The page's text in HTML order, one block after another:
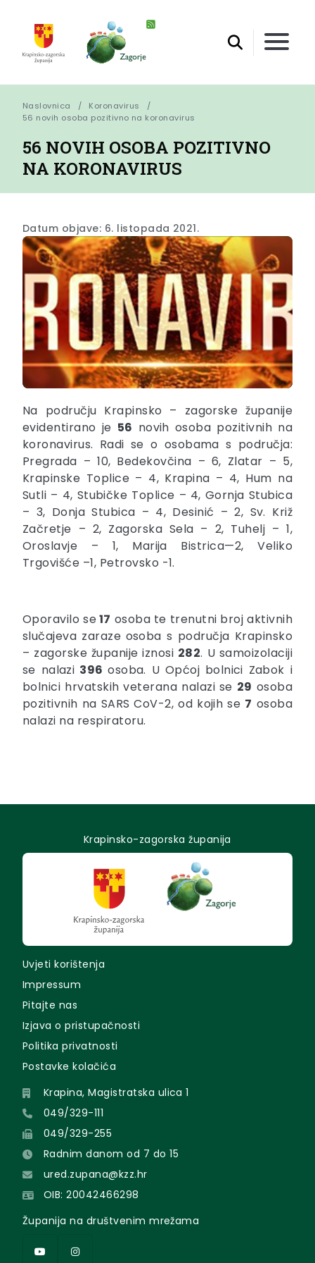
Naslovnica
Koronavirus
56 novih osoba pozitivno na koronavirus
56 NOVIH OSOBA POZITIVNO
NA KORONAVIRUS
Datum objave: 6. listopada 2021.
Na području Krapinsko – zagorske županije
evidentirano je 56 novih osoba pozitivnih na
koronavirus. Radi se o osobama s područja:
Pregrada – 10, Bedekovčina – 6, Zlatar – 5,
Krapinske Toplice – 4, Krapina – 4, Hum na
Sutli – 4, Stubičke Toplice – 4, Gornja Stubica
– 3, Donja Stubica – 4, Desinić – 2, Sv. Križ
Začretje – 2, Zagorska Sela – 2, Tuhelj – 1,
Oroslavje – 1, Marija Bistrica—2, Veliko
Trgovišće –1, Petrovsko -1.
Oporavilo se17 osoba te trenutni broj aktivnih
slučajeva zaraze osoba s područja Krapinsko
– zagorske županije iznosi 282. U samoizolaciji
se nalazi 396osoba. U Općoj bolnici Zabok i
bolnici hrvatskih veterana nalazi se 29 osoba
pozitivnih na SARS CoV-2, od kojih se 7 osoba
nalazi na respiratoru.
Krapinsko-zagorska županija
Uvjeti korištenja
Impressum
Pitajte nas
Izjava o pristupačnosti
Politika privatnosti
Postavke kolačića
Krapina, Magistratska ulica 1
049/329-111
049/329-255
Radnim danom od 7 do 15
ured.zupana@kzz.hr
OIB: 20042466298
Županija na društvenim mrežama